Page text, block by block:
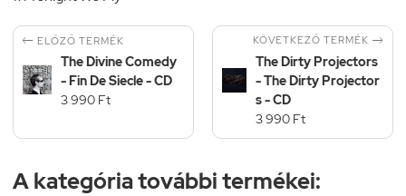
 ELŐZŐ TERMÉK
The Divine Comedy
- Fin De Siecle - CD
3 990 Ft
KÖVETKEZŐ TERMÉK 
The Dirty Projectors
- The Dirty Projector
s - CD
3 990 Ft
A kategória további termékei: